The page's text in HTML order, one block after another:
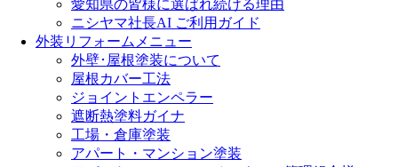
愛知県の皆様に選ばれ続ける理由
ニシヤマ社長AI ご利用ガイド
外装リフォームメニュー
外壁･屋根塗装について
屋根カバー工法
ジョイントエンペラー
遮断熱塗料ガイナ
工場・倉庫塗装
アパート・マンション塗装